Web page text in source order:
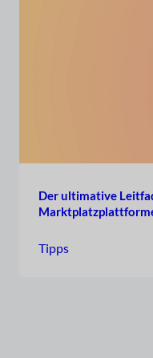
Der ultimative
Tipps